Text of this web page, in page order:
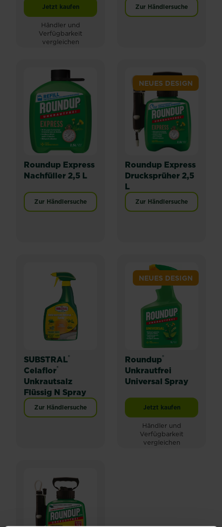
Jetzt kaufenRoundup® Rasen-Unkrautfrei
Händler und
Verfügbarkeit
vergleichen
Zur Händlersuche
Roundup Express
Nachfüller 2,5 L
Zur Händlersuche
Roundup Express
Drucksprüher 2,5
L
Zur Händlersuche
NEUES DESIGN
SUBSTRAL®
Celaflor®
Unkrautsalz
Flüssig N Spray
Zur Händlersuche
Roundup®
Unkrautfrei
Universal Spray
Jetzt kaufen
Roundup®
Händler und
Verfügbarkeit
vergleichen
NEUES DESIGN